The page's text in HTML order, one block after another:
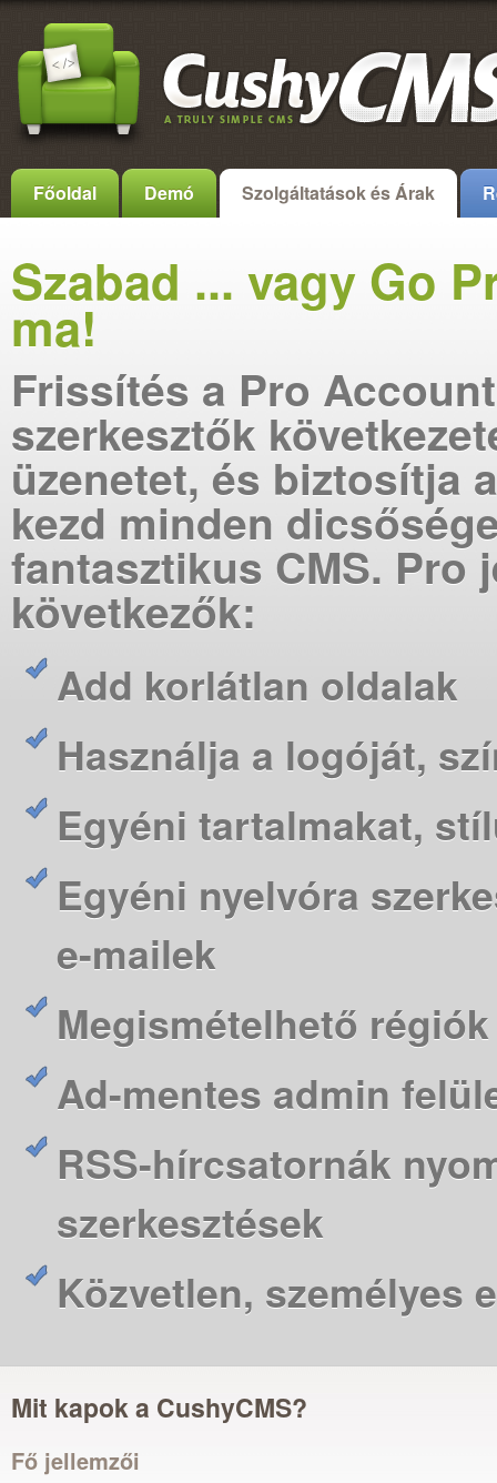
Főoldal Demó Szolgáltatások és Árak
Szabad ... vagy Go
ma!
Frissítés a Pro
szerkesztők
üzenetet, és biztosítja
kezd minden
fantasztikus CMS. Pro
következők:
Add korlátlan oldalak
Használja a logóját,
Egyéni tartalmakat,
Egyéni nyelvóra
e-mailek
Megismételhető
Ad-mentes admin
RSS-hírcsatornák
szerkesztések
Közvetlen, személyes
Mit kapok a CushyCMS?
Fő jellemzői